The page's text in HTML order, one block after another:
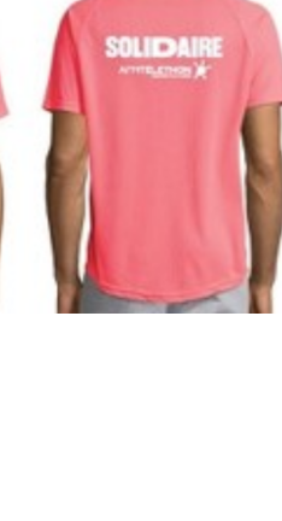
(D013303) Gourde
sport O2